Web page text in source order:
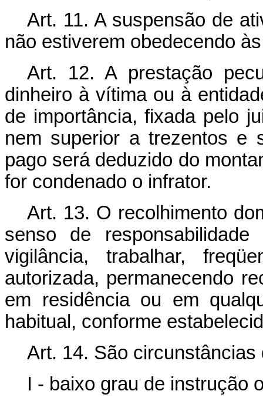
Art. 11. A suspensão de
não estiverem obedecendo
Art. 12. A prestação
dinheiro à vítima ou à
de importância, fixada pelo
nem superior a trezentos e
pago será deduzido do
for condenado o infrator.
Art. 13. O recolhimento
senso de
vigilância, trabalhar,
autorizada, permanecendo
em residência ou em
habitual, conforme
Art. 14. São circunstâncias
I - baixo grau de instrução